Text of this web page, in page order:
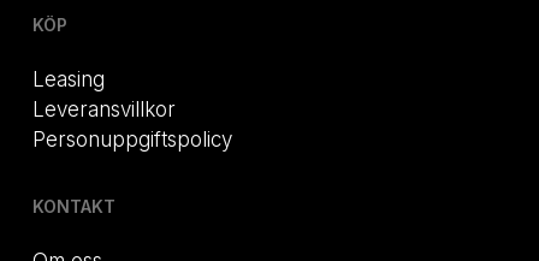
KÖP
Leasing
Leveransvillkor
Personuppgiftspolicy
KONTAKT